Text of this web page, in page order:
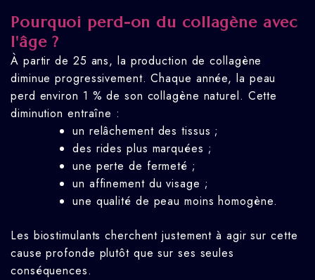
Pourquoi perd-on du collagène avec
l'âge ?
À partir de 25 ans, la production de collagène
diminue progressivement. Chaque année, la peau
perd environ 1 % de son collagène naturel. Cette
diminution entraîne :
un relâchement des tissus ;
des rides plus marquées ;
une perte de fermeté ;
un affinement du visage ;
une qualité de peau moins homogène.
Les biostimulants cherchent justement à agir sur cette
cause profonde plutôt que sur ses seules
conséquences.